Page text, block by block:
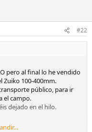
#22
pero al final lo he vendido
Zuiko 100-400mm.
público, para ir
el campo.
dejado en el hilo.